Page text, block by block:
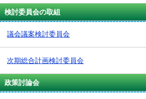
検討委員会の取組
議会議案検討委員会
次期総合計画検討委員会
政策討論会